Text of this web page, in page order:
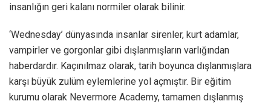
insanlığın geri kalanı normiler olarak bilinir.
‘Wednesday’ dünyasında insanlar sirenler, kurt adamlar,
vampirler ve gorgonlar gibi dışlanmışların varlığından
haberdardır. Kaçınılmaz olarak, tarih boyunca dışlanmışlara
karşı büyük zulüm eylemlerine yol açmıştır. Bir eğitim
kurumu olarak Nevermore Academy, tamamen dışlanmış